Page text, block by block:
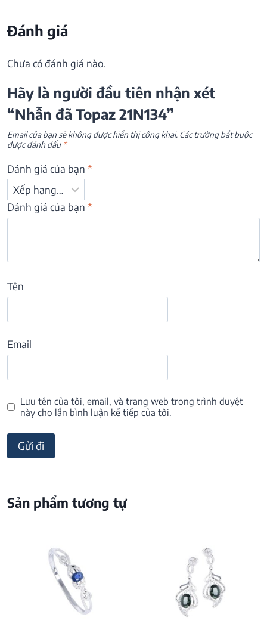
Đánh giá
Chưa có đánh giá nào.
Hãy là người đầu tiên nhận xét
“Nhẫn đã Topaz 21N134”
Email của bạn sẽ không được hiển thị công khai. Các trường bắt buộc
được đánh dấu *
Đánh giá của bạn *
Đánh giá của bạn *
Tên
Email
Lưu tên của tôi, email, và trang web trong trình duyệt
này cho lần bình luận kế tiếp của tôi.
Sản phẩm tương tự